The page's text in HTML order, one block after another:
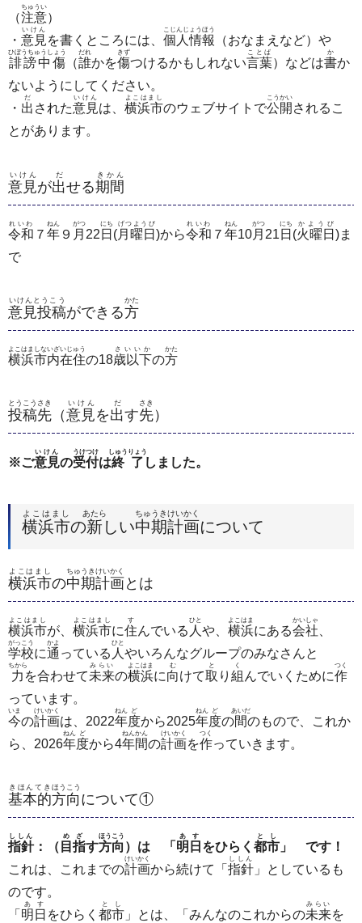
（注意
ちゅうい
）
・ 意見
いけん
を書くところには、 個人情報
こじんじょうほう
（おなまえなど）や
誹謗中傷
ひぼうちゅうしょう
（誰
だれ
かを傷
きず
つけるかもしれない言葉
ことば
）などは書
か
か
ないようにしてください。
・ 出
だ
された意見
いけん
は、 横浜市
よこはまし
のウェブサイトで公開
こうかい
されるこ
とがあります。
意見
いけん
が出
だ
せる期間
きかん
令和
れいわ
７ 年
ねん
９ 月
がつ
22 日
にち
(月曜日
げつようび
)から令和
れいわ
７ 年
ねん
10月
がつ
21 日
にち
(火曜日
かようび
)ま
で
意見投稿
いけんとうこう
ができる方
かた
横浜市内在住
よこはましないざいじゅう
の18歳以下
さいいか
の方
かた
投稿先
とうこうさき
（意見
いけん
を出
だ
す先
さき
）
※ご意見
いけん
の受付
うけつけ
は終了
しゅうりょう
しました。
横浜市
よこはまし
の新
あたら
しい中期
ちゅうき
計画
けいかく
について
横浜市
よこはまし
の中期
ちゅうき
計画
けいかく
とは
横浜市
よこはまし
が、 横浜市
よこはまし
に住
す
んでいる 人
ひと
や、 横浜
よこはま
にある会社
かいしゃ
学校
がっこう
に通
かよ
っている 人
ひと
やいろんなグループのみなさんと
力
ちから
を合わせて未来
みらい
の横浜
よこはま
に向
む
けて取
と
り 組
く
んでいくために作
つく
っています。
今
いま
の計画
けいかく
は、2022年
ねん
度
ど
から2025年
ねん
度
ど
の間
あいだ
のもので、これか
ら、2026年
ねん
度
ど
から4年間
ねんかん
の計画
けいかく
を作
つく
っていきます。
基本的
きほんてき
方向
ほうこう
について①
指針
ししん
： （ 目指
めざ
す方向
ほうこう
）は 「 明日
あす
をひらく 都市
とし
」 です！
これは、これまでの計画
けいかく
から続けて「 指針
ししん
」としているも
のです。
「 明日
あす
をひらく 都市
とし
」とは、「みんなのこれからの未来
みらい
を